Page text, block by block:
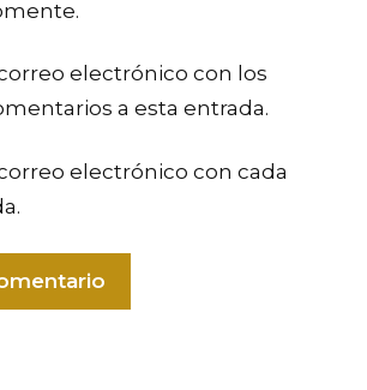
electrónico con los
a esta entrada.
electrónico con cada